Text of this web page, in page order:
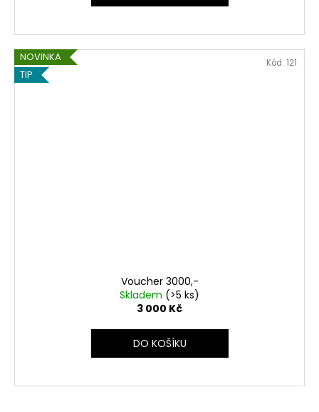
NOVINKA
TIP
Voucher 3000,-
Skladem (>5 ks)
3 000 Kč
DO KOŠÍKU
Kód: 121